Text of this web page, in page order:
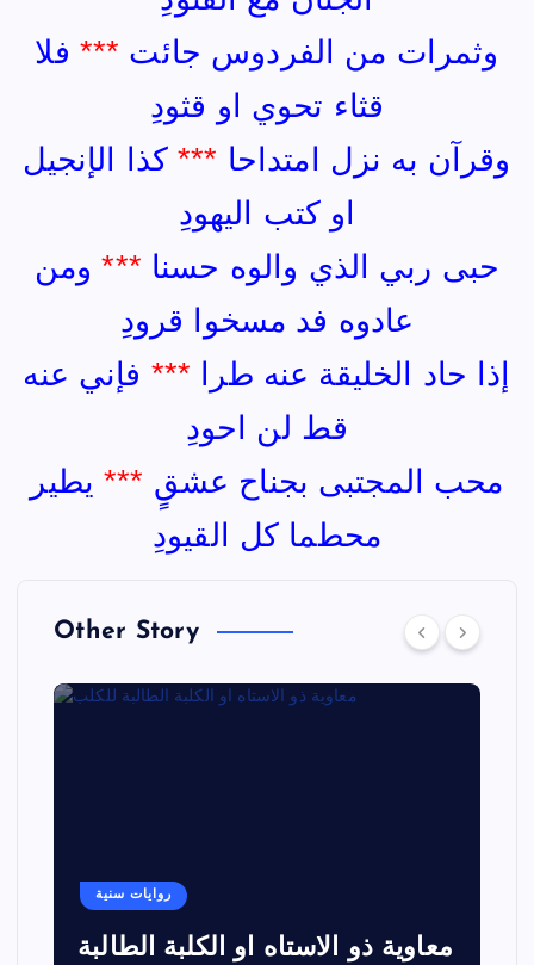
وثمرات من الفردوس جائت *** فلا
قثاء تحوي او قثودِ
وقرآن به نزل امتداحا ***كذا الإنجيل
او كتب اليهودِ
حبى ربي الذي والوه حسنا ***ومن
عادوه فد مسخوا قرودِ
إذا حاد الخليقة عنه طرا *** فإني عنه
قط لن احودِ
محب المجتبى بجناح عشقٍ ***يطير
محطما كل القيودِ
Other Story
روايات سنية
معاوية ذو الاستاه او الكلبة الطالبة